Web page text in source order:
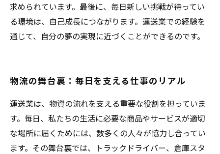
求められています。最後に、毎日新しい挑戦が待ってい
る環境は、自己成長につながります。運送業での経験を
通じて、自分の夢の実現に近づくことができるのです。
物流の舞台裏：毎日を支える仕事のリアル
運送業は、物資の流れを支える重要な役割を担っていま
す。毎日、私たちの生活に必要な商品やサービスが適切
な場所に届くためには、数多くの人々が協力し合ってい
ます。その舞台裏では、トラックドライバー、倉庫スタ